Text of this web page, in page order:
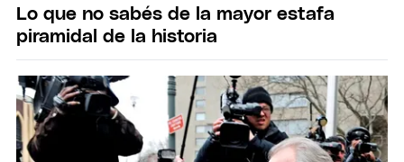
Lo que no sabés de la mayor estafa
piramidal de la historia